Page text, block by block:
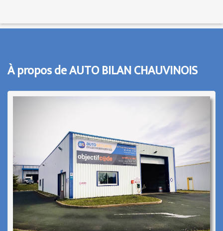
À propos de AUTO BILAN CHAUVINOIS